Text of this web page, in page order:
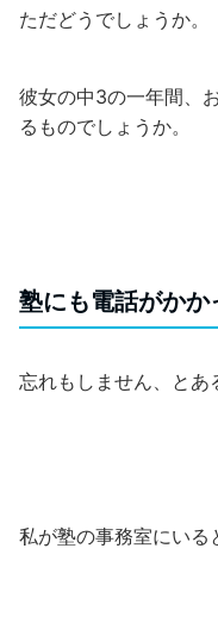
ただどうでしょうか。
彼女の中3の一年間、
るものでしょうか。
塾にも電話がかか
忘れもしません、とあ
私が塾の事務室にいる